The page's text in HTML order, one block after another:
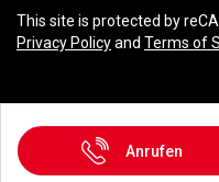
Anrufen
This site is protected by
Privacy Policyand Terms of
Karriere AGB Widerruf
Powered by